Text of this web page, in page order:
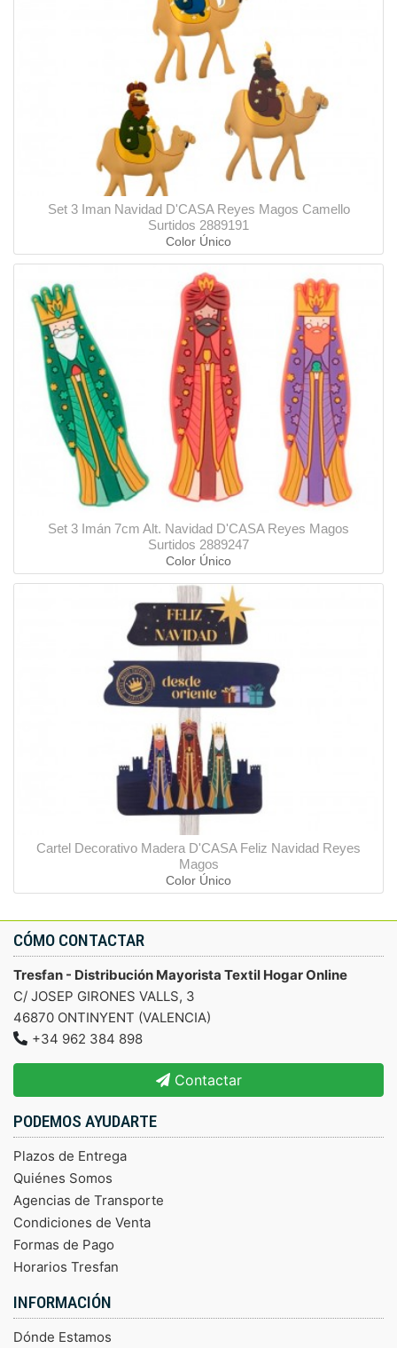
Set 3 Iman Navidad D'CASA Reyes Magos Camello
Surtidos 2889191
Color Único
Set 3 Imán 7cm Alt. Navidad D'CASA Reyes Magos
Surtidos 2889247
Color Único
Cartel Decorativo Madera D'CASA Feliz Navidad Reyes
Magos
Color Único
CÓMO CONTACTAR
Tresfan - Distribución Mayorista Textil Hogar Online
C/ JOSEP GIRONES VALLS, 3
46870 ONTINYENT (VALENCIA)
+34 962 384 898
Contactar
PODEMOS AYUDARTE
Plazos de Entrega
Quiénes Somos
Agencias de Transporte
Condiciones de Venta
Formas de Pago
Horarios Tresfan
INFORMACIÓN
Dónde Estamos